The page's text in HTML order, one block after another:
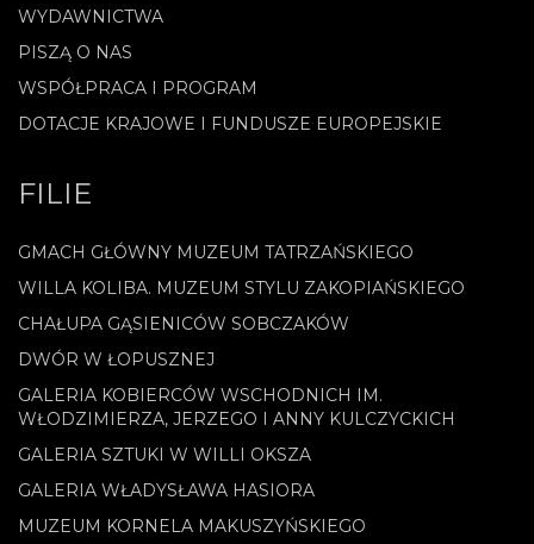
WYDAWNICTWA
PISZĄ O NAS
WSPÓŁPRACA I PROGRAM
DOTACJE KRAJOWE I FUNDUSZE EUROPEJSKIE
FILIE
GMACH GŁÓWNY MUZEUM TATRZAŃSKIEGO
WILLA KOLIBA. MUZEUM STYLU ZAKOPIAŃSKIEGO
CHAŁUPA GĄSIENICÓW SOBCZAKÓW
DWÓR W ŁOPUSZNEJ
GALERIA KOBIERCÓW WSCHODNICH IM.
WŁODZIMIERZA, JERZEGO I ANNY KULCZYCKICH
GALERIA SZTUKI W WILLI OKSZA
GALERIA WŁADYSŁAWA HASIORA
MUZEUM KORNELA MAKUSZYŃSKIEGO